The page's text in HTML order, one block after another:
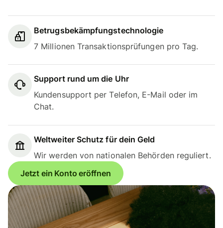
Betrugsbekämpfungstechnologie
7 Millionen Transaktionsprüfungen pro Tag.
Support rund um die Uhr
Kundensupport per Telefon, E-Mail oder im
Chat.
Weltweiter Schutz für dein Geld
Wir werden von nationalen Behörden reguliert.
Jetzt ein Konto eröffnen